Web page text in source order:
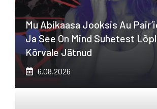
Mu Abikaasa Jooksis Au
Ja See On Mind Suhetest
Kõrvale Jätnud
6.08.2026